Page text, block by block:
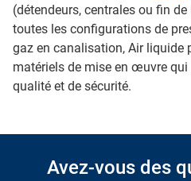
(détendeurs, centrales ou fin
toutes les configurations de
gaz en canalisation, Air liquide
matériels de mise en œuvre
qualité et de sécurité.
Avez-vous des